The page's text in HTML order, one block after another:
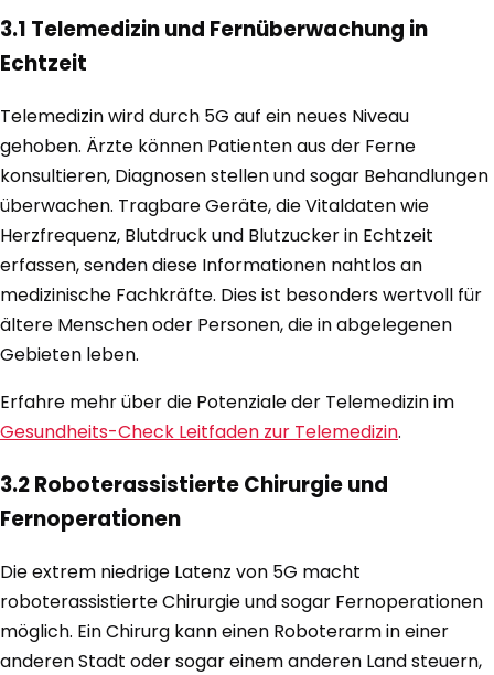
3.1 Telemedizin und Fernüberwachung in
Echtzeit
Telemedizin wird durch 5G auf ein neues Niveau
gehoben. Ärzte können Patienten aus der Ferne
konsultieren, Diagnosen stellen und sogar Behandlungen
überwachen. Tragbare Geräte, die Vitaldaten wie
Herzfrequenz, Blutdruck und Blutzucker in Echtzeit
erfassen, senden diese Informationen nahtlos an
medizinische Fachkräfte. Dies ist besonders wertvoll für
ältere Menschen oder Personen, die in abgelegenen
Gebieten leben.
Erfahre mehr über die Potenziale der Telemedizin im
Gesundheits-Check Leitfaden zur Telemedizin.
3.2 Roboterassistierte Chirurgie und
Fernoperationen
Die extrem niedrige Latenz von 5G macht
roboterassistierte Chirurgie und sogar Fernoperationen
möglich. Ein Chirurg kann einen Roboterarm in einer
anderen Stadt oder sogar einem anderen Land steuern,